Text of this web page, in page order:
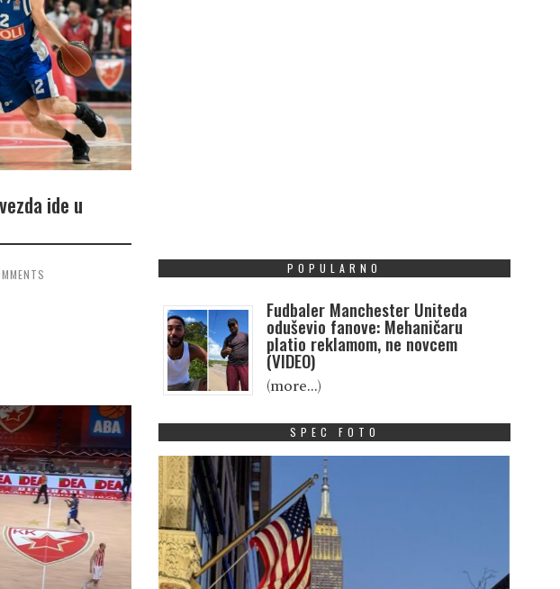
ide u
POPULARNO
Fudbaler Manchester Uniteda
oduševio fanove: Mehaničaru
platio reklamom, ne novcem
(VIDEO)
(more…)
SPEC FOTO